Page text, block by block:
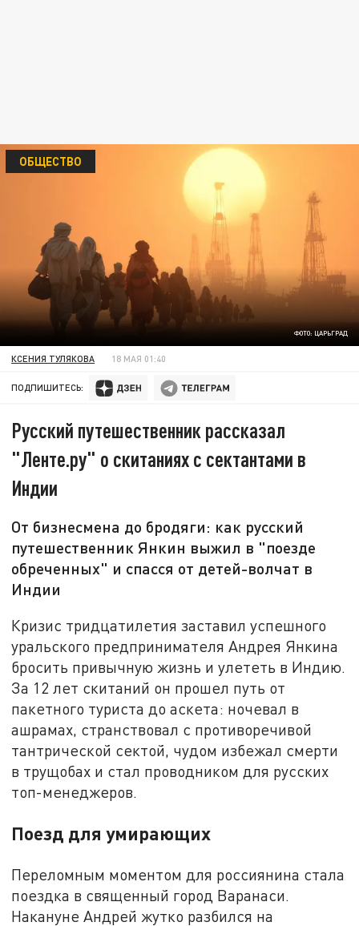
ФОТО: ЦАРЬГРАД
ОБЩЕСТВО
КСЕНИЯ ТУЛЯКОВА 18 МАЯ 01:40
ПОДПИШИТЕСЬ:
Русский путешественник рассказал
"Ленте.ру" о скитаниях с сектантами в
Индии
От бизнесмена до бродяги: как русский
путешественник Янкин выжил в "поезде
обреченных" и спасся от детей-волчат в
Индии
Кризис тридцатилетия заставил успешного
уральского предпринимателя Андрея Янкина
бросить привычную жизнь и улететь в Индию.
За 12 лет скитаний он прошел путь от
пакетного туриста до аскета: ночевал в
ашрамах, странствовал с противоречивой
тантрической сектой, чудом избежал смерти
в трущобах и стал проводником для русских
топ-менеджеров.
Поезд для умирающих
Переломным моментом для россиянина стала
поездка в священный город Варанаси.
Накануне Андрей жутко разбился на